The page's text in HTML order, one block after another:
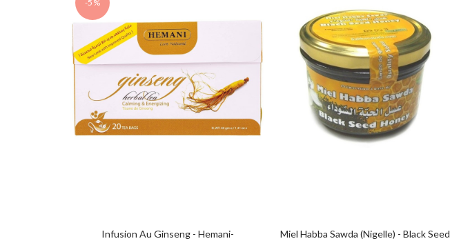
-5%
Infusion Au Ginseng - Hemani-
Miel Habba Sawda (Nigelle) - Black Seed